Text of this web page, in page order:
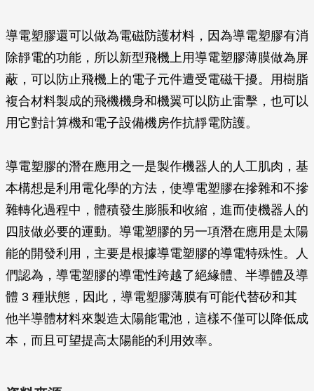
導電塑膠還可以做為電磁防護材料，因為導電塑膠有消
除靜電的功能，所以新型飛機上用導電塑膠薄膜做為屏
蔽，可以防止飛機上的電子元件遭受電磁干擾。用樹脂
複合材料製成的飛機機身和機翼可以防止雷擊，也可以
用它對計算機和電子設備機房作抗靜電防護。
導電塑膠的潛在應用之一是製作機器人的人工肌肉，基
本構想是利用電化學的方法，使導電塑膠在摻雜和不摻
雜轉化過程中，體積發生膨脹和收縮，進而使機器人的
四肢做必要的運動。導電塑膠的另一項潛在應用是太陽
能的開發利用，主要是根據導電塑膠的導電特殊性。人
們認為，導電塑膠的導電性跨越了絕緣體、半導體及導
體 3 種狀態，因此，導電塑膠薄膜有可能代替矽和其
他半導體材料來製造太陽能電池，這樣不僅可以降低成
本，而且可望提高太陽能的利用效率。